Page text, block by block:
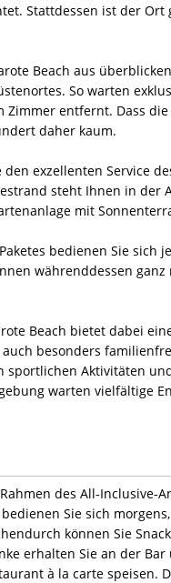
Stattdessen ist der
Beach aus
So warten
entfernt. Dass
daher kaum.
exzellenten Service
steht Ihnen in der
mit
bedienen Sie
währenddessen
Beach bietet dabei
besonders
sportlichen Aktivitäten
warten vielfältige
des All-Inclusive-
Sie sich
können Sie
erhalten Sie an der
à la carte speisen.